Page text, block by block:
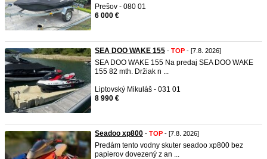
Prešov - 080 01
6 000 €
SEA DOO WAKE 155 - TOP - [7.8. 2026]
SEA DOO WAKE 155 Na predaj SEA DOO WAKE
155 82 mth. Držiak n ...
Liptovský Mikuláš - 031 01
8 990 €
Seadoo xp800 - TOP - [7.8. 2026]
Predám tento vodny skuter seadoo xp800 bez
papierov dovezený z an ...